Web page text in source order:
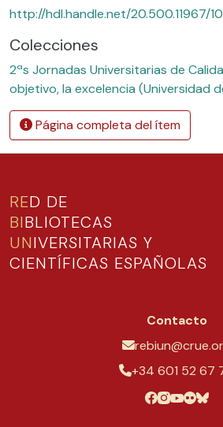
http://hdl.handle.net/20.500.11967/
Colecciones
2ªs Jornadas Universitarias de
objetivo, la excelencia (Universidad
Página completa del ítem
RED DE
BIBLIOTECAS
UNIVERSITARIAS Y
CIENTÍFICAS ESPAÑOLAS
Contacto
+34 601 52 67